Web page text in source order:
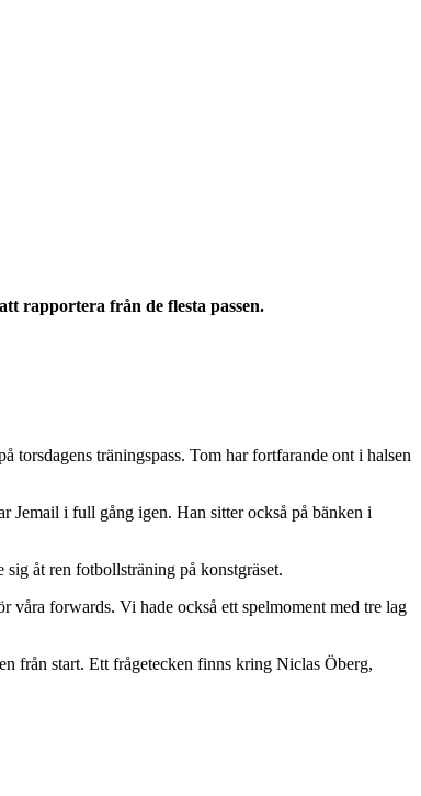
rapportera från de flesta passen.
torsdagens träningspass. Tom har fortfarande ont i halsen
Jemail i full gång igen. Han sitter också på bänken i
åt ren fotbollsträning på konstgräset.
forwards. Vi hade också ett spelmoment med tre lag
från start. Ett frågetecken finns kring Niclas Öberg,